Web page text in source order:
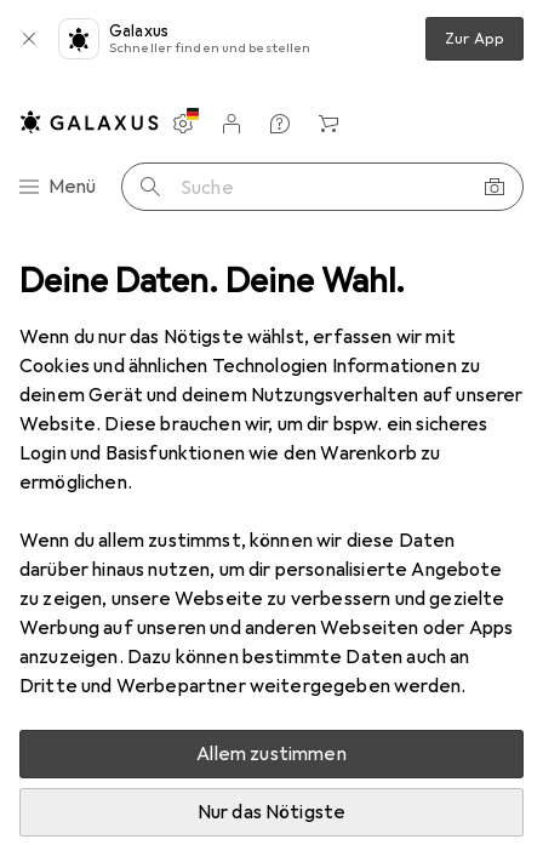
Deine Daten. Deine Wahl.
Wenn du nur das Nötigste wählst, erfassen wir mit
Cookies und ähnlichen Technologien Informationen zu
deinem Gerät und deinem Nutzungsverhalten auf unserer
Website. Diese brauchen wir, um dir bspw. ein sicheres
Login und Basisfunktionen wie den Warenkorb zu
ermöglichen.
Wenn du allem zustimmst, können wir diese Daten
darüber hinaus nutzen, um dir personalisierte Angebote
zu zeigen, unsere Webseite zu verbessern und gezielte
Werbung auf unseren und anderen Webseiten oder Apps
anzuzeigen. Dazu können bestimmte Daten auch an
Dritte und Werbepartner weitergegeben werden.
Allem zustimmen
Nur das Nötigste
Galaxus
Schneller finden und bestellen Zur App
Navigation nach Kategorien
Menü Suche
Einstellungen
Kundenkonto
Vergleichslisten
Merklisten
Warenkorb
Seifenspender + Seifenschale
MSVSarah
EUR
18,96
Bewertungen
Zwischen Di, 18.8. und Di, 25.8. geliefert
Benachrichtigen, wenn schneller verfügbar
Lieferort angeben für genaue Lieferzeit